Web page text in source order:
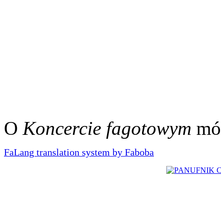
O Koncercie fagotowym
FaLang translation system by Faboba